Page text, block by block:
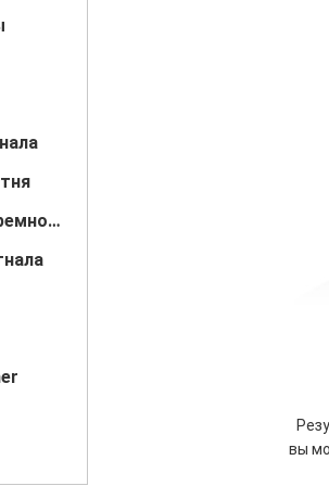
джаммерс телефона тюремной камеры
вы